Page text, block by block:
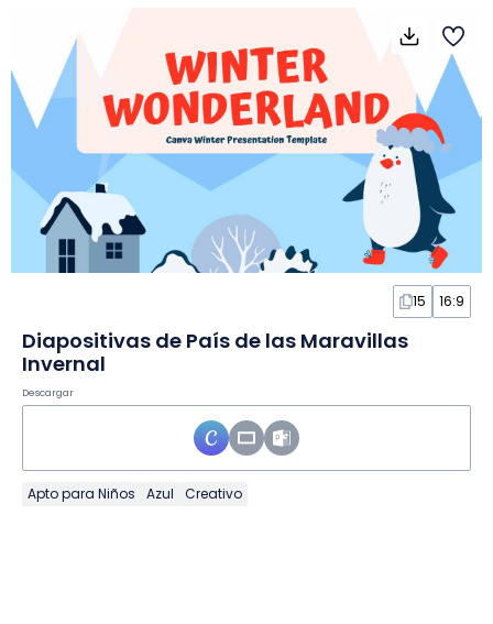
15 16:9
Diapositivas de País de las Maravillas
Invernal
Descargar
Apto para Niños Azul Creativo